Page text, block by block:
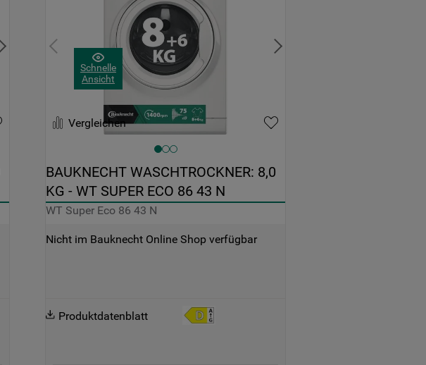
Schnelle
Ansicht
Vergleichen
BAUKNECHT WASCHTROCKNER: 8,0
KG - WT SUPER ECO 86 43 N
WT Super Eco 86 43 N
Nicht im Bauknecht Online Shop verfügbar
Produktdatenblatt